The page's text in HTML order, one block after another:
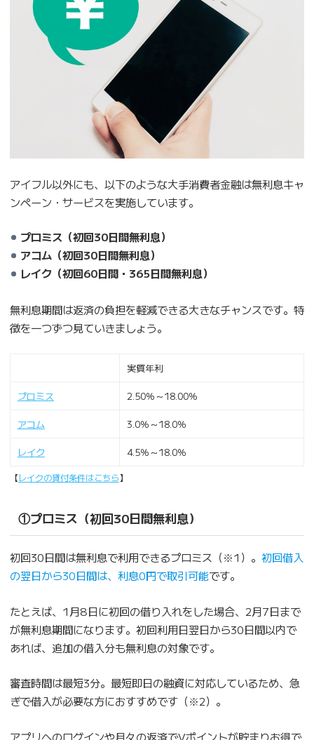
アイフル以外にも、以下のような大手消費者金融は無利息キャ
ンペーン・サービスを実施しています。
プロミス（初回30日間無利息）
アコム（初回30日間無利息）
レイク（初回60日間・365日間無利息）
無利息期間は返済の負担を軽減できる大きなチャンスです。特
徴を一つずつ見ていきましょう。
実質年利
プロミス 2.50％～18.00％
アコム 3.0％～18.0％
レイク 4.5％～18.0％
【レイクの貸付条件はこちら】
①プロミス（初回30日間無利息）
初回30日間は無利息で利用できるプロミス（※1）。 初回借入
の翌日から30日間は、利息0円で取引可能です。
たとえば、1月8日に初回の借り入れをした場合、2月7日まで
が無利息期間になります。初回利用日翌日から30日間以内で
あれば、追加の借入分も無利息の対象です。
審査時間は最短3分。最短即日の融資に対応しているため、急
ぎで借入が必要な方におすすめです（※2）。
アプリへのログインや月々の返済でVポイントが貯まりお得で